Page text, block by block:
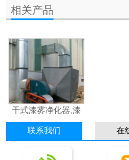
相关产品
干式漆雾净化器,漆
雾处理设备,漆雾净
化设备
联系我们 在